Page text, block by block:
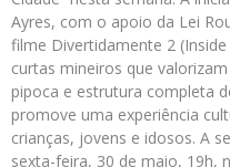
Ayres, com o apoio da Lei
filme Divertidamente 2
curtas mineiros que
pipoca e estrutura completa
promove uma experiência
crianças, jovens e idosos. A
sexta-feira, 30 de maio, 19h,